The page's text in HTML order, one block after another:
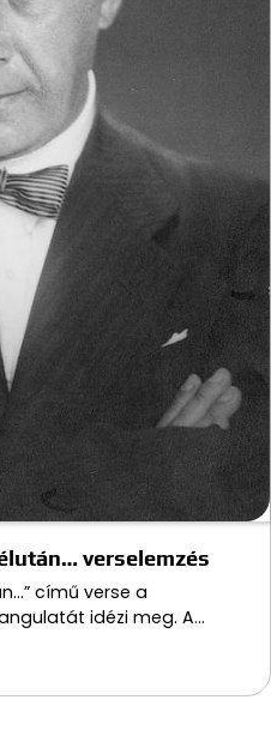
verselemzés
című verse a
idézi meg. A…